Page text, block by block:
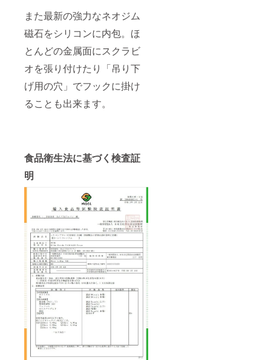
また最新の強力なネオジム
磁石をシリコンに内包。ほ
とんどの金属面にスクラビ
オを張り付けたり「吊り下
げ用の穴」でフックに掛け
ることも出来ます。
食品衛生法に基づく検査証
明